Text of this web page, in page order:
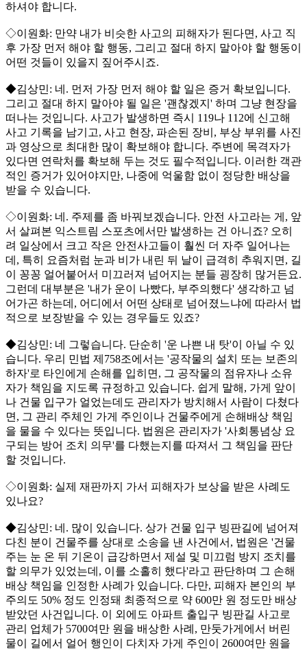
하셔야 합니다.
◇이원화: 만약 내가 비슷한 사고의 피해자가 된다면, 사고 직
후 가장 먼저 해야 할 행동, 그리고 절대 하지 말아야 할 행동이
어떤 것들이 있을지 짚어주시죠.
◆김상민: 네. 먼저 가장 먼저 해야 할 일은 증거 확보입니다.
그리고 절대 하지 말아야 될 일은 '괜찮겠지' 하며 그냥 현장을
떠나는 것입니다. 사고가 발생하면 즉시 119나 112에 신고해
사고 기록을 남기고, 사고 현장, 파손된 장비, 부상 부위를 사진
과 영상으로 최대한 많이 확보해야 합니다. 주변에 목격자가
있다면 연락처를 확보해 두는 것도 필수적입니다. 이러한 객관
적인 증거가 있어야지만, 나중에 억울함 없이 정당한 배상을
받을 수 있습니다.
◇이원화: 네. 주제를 좀 바꿔보겠습니다. 안전 사고라는 게, 앞
서 살펴본 익스트림 스포츠에서만 발생하는 건 아니죠? 오히
려 일상에서 크고 작은 안전사고들이 훨씬 더 자주 일어나는
데, 특히 요즘처럼 눈과 비가 내린 뒤 날이 급격히 추워지면, 길
이 꽁꽁 얼어붙어서 미끄러져 넘어지는 분들 굉장히 많거든요.
그런데 대부분은 '내가 운이 나빴다, 부주의했다' 생각하고 넘
어가곤 하는데, 어디에서 어떤 상태로 넘어졌느냐에 따라서 법
적으로 보장받을 수 있는 경우들도 있죠?
◆김상민: 네 그렇습니다. 단순히 '운 나쁜 내 탓'이 아닐 수 있
습니다. 우리 민법 제758조에서는 '공작물의 설치 또는 보존의
하자'로 타인에게 손해를 입히면, 그 공작물의 점유자나 소유
자가 책임을 지도록 규정하고 있습니다. 쉽게 말해, 가게 앞이
나 건물 입구가 얼었는데도 관리자가 방치해서 사람이 다쳤다
면, 그 관리 주체인 가게 주인이나 건물주에게 손해배상 책임
을 물을 수 있다는 뜻입니다. 법원은 관리자가 '사회통념상 요
구되는 방어 조치 의무'를 다했는지를 따져서 그 책임을 판단
할 것입니다.
◇이원화: 실제 재판까지 가서 피해자가 보상을 받은 사례도
있나요?
◆김상민: 네. 많이 있습니다. 상가 건물 입구 빙판길에 넘어져
다친 분이 건물주를 상대로 소송을 낸 사건에서, 법원은 '건물
주는 눈 온 뒤 기온이 급강하면서 제설 및 미끄럼 방지 조치를
할 의무가 있었는데, 이를 소홀히 했다'라고 판단하며 그 손해
배상 책임을 인정한 사례가 있습니다. 다만, 피해자 본인의 부
주의도 50% 정도 인정돼 최종적으로 약 600만 원 정도만 배상
받았던 사건입니다. 이 외에도 아파트 출입구 빙판길 사고로
관리 업체가 5700여만 원을 배상한 사례, 만둣가게에서 버린
물이 길에서 얼어 행인이 다치자 가게 주인이 2600여만 원을